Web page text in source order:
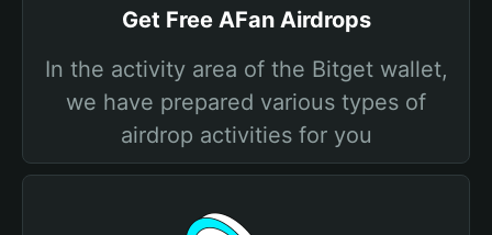
Get Free AFan Airdrops
In the activity area of the Bitget wallet,
we have prepared various types of
airdrop activities for you